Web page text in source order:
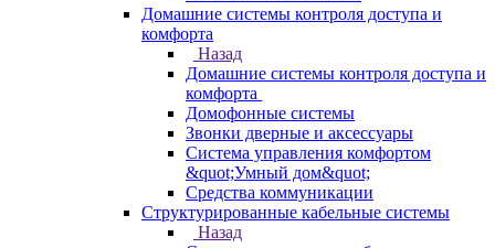
Домашние системы контроля доступа и
комфорта
Назад
Домашние системы контроля доступа и
комфорта
Домофонные системы
Звонки дверные и аксессуары
Система управления комфортом
&quot;Умный дом&quot;
Средства коммуникации
Структурированные кабельные системы
Назад